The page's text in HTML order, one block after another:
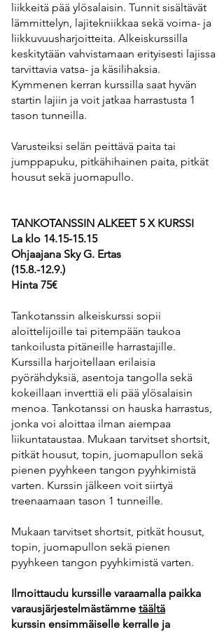
liikkeitä pää ylösalaisin. Tunnit sisältävät
lämmittelyn, lajitekniikkaa sekä voima- ja
liikkuvuusharjoitteita. Alkeiskurssilla
keskitytään vahvistamaan erityisesti lajissa
tarvittavia vatsa- ja käsilihaksia.
Kymmenen kerran kurssilla saat hyvän
startin lajiin ja voit jatkaa harrastusta 1
tason tunneilla.
​Varusteiksi selän peittävä paita tai
jumppapuku, pitkähihainen paita, pitkät
housut sekä juomapullo.
TANKOTANSSIN ALKEET 5 X KURSSI
La klo 14.15-15.15
Ohjaajana Sky G. Ertas
(15.8.-12.9.)
Hinta 75€
Tankotanssin alkeiskurssi sopii
aloittelijoille tai pitempään taukoa
tankoilusta pitäneille harrastajille.
Kurssilla harjoitellaan erilaisia
pyörähdyksiä, asentoja tangolla sekä
kokeillaan inverttiä eli pää ylösalaisin
menoa. Tankotanssi on hauska harrastus,
jonka voi aloittaa ilman aiempaa
liikuntataustaa. Mukaan tarvitset shortsit,
pitkät housut, topin, juomapullon sekä
pienen pyyhkeen tangon pyyhkimistä
varten. Kurssin jälkeen voit siirtyä
treenaamaan tason 1 tunneille.
Mukaan tarvitset shortsit, pitkät housut,
topin, juomapullon sekä pienen
pyyhkeen tangon pyyhkimistä varten.
Ilmoittaudu kurssille varaamalla paikka
varausjärjestelmästämme täältä
kurssin ensimmäiselle kerralle ja